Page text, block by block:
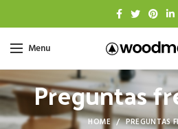
Menu
Preguntas
HOME PREGUNTAS